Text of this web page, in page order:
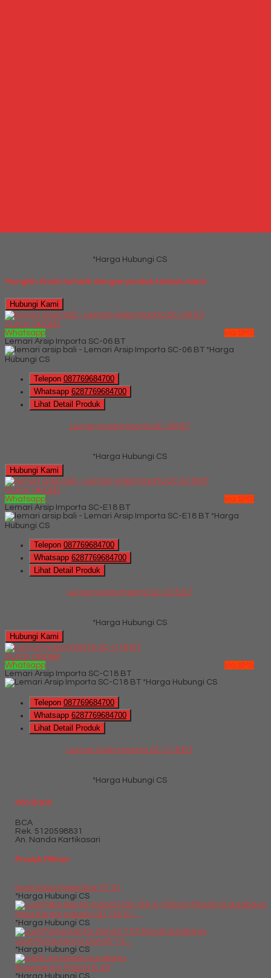
*Harga Hubungi CS
Mungkin Anda tertarik dengan produk terbaru kami
Hubungi Kami
QUICK ORDER
Whatsapp
via SMS
Lemari Arsip Importa SC-06 BT
*Harga
Hubungi CS
Telepon 087769684700
Whatsapp 6287769684700
Lihat Detail Produk
Lemari Arsip Importa SC-06 BT
*Harga Hubungi CS
Hubungi Kami
QUICK ORDER
Whatsapp
via SMS
Lemari Arsip Importa SC-E18 BT
*Harga
Hubungi CS
Telepon 087769684700
Whatsapp 6287769684700
Lihat Detail Produk
Lemari Arsip Importa SC-E18 BT
*Harga Hubungi CS
Hubungi Kami
QUICK ORDER
Whatsapp
via SMS
Lemari Arsip Importa SC-C18 BT
*Harga Hubungi CS
Telepon 087769684700
Whatsapp 6287769684700
Lihat Detail Produk
Lemari Arsip Importa SC-C18 BT
*Harga Hubungi CS
Info Bank
BCA
Rek. 5120598831
An. Nanda Kartikasari
Produk Pilihan
Kursi Susun New Star KT 01
*Harga Hubungi CS
Meja Kantor Indachi DD 150 A (....
*Harga Hubungi CS
Jual Partisi kantor Donati T 0....
*Harga Hubungi CS
Kursi Kantor Polaris B 49